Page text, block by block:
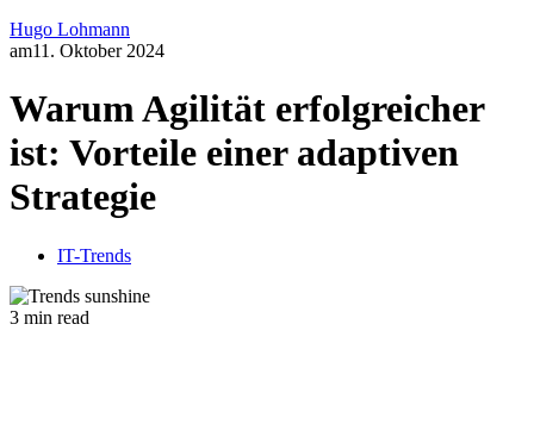
Hugo Lohmann
am11. Oktober 2024
Warum Agilität erfolgreicher
ist: Vorteile einer adaptiven
Strategie
IT-Trends
3 min read